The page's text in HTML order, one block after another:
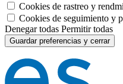
Cookies de rastreo y
Cookies de seguimiento y
Denegar todas Permitir todas
Guardar preferencias y cerrar